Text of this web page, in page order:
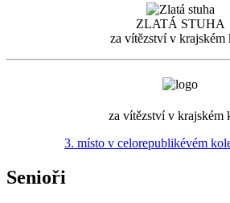
ZLATÁ STUHA
za vítězství v krajském
za vítězství v krajském
3. místo v celorepublikévém
Senioři